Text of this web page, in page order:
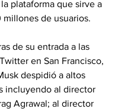
plataforma que sirve a
millones de usuarios.
de su entrada a las
en San Francisco,
despidió a altos
incluyendo al director
Agrawal; al director